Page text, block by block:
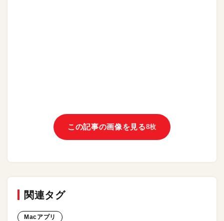
この記事の画像を見る8枚
関連タグ
Macアプリ